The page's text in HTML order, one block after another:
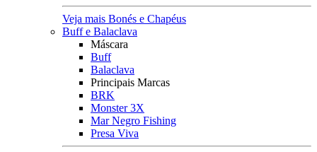
Veja mais Bonés e Chapéus
Buff e Balaclava
Máscara
Buff
Balaclava
Principais Marcas
BRK
Monster 3X
Mar Negro Fishing
Presa Viva